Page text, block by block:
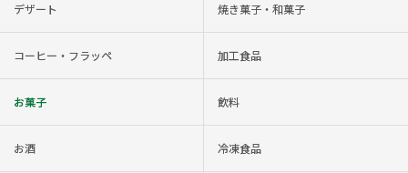
デザート 焼き菓子・和菓子
コーヒー・フラッペ 加工食品
お菓子 飲料
お酒 冷凍食品